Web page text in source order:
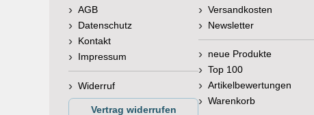
AGB
Datenschutz
Kontakt
Impressum
Widerruf
Vertrag widerrufen
Versandkosten
Newsletter
neue Produkte
Top 100
Artikelbewertungen
Warenkorb